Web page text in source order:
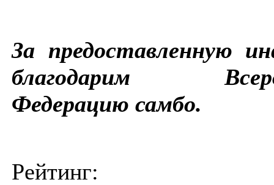
За предоставленную
благодарим
Федерацию самбо.
Рейтинг: